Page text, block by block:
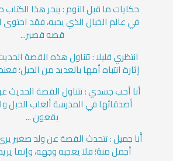
حكايات ما قبل النوم : يبحر هذا
قصه قصير...
انتظري قليلا : تتناول هذه القصة
إثارة انتباه أمها بالعديد من الحيل؛
أنا أحب جسدي : تتناول القصة الحديث
أصدقائها في المدرسة ألعاب الحبل
يقعون ...
أَنا جميل : تتحدث القصة عن ولد صغير
أجمل منهُ؛ فلا يعجبه وجهه، وإنما